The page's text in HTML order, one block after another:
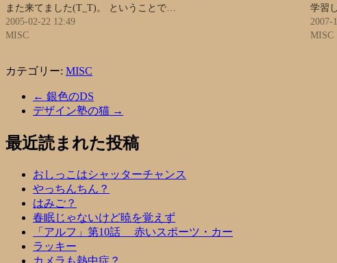
また来てました(T_T)。 ということで…
2005-02-22 12:49
MISC
学習
2007-
MISC
カテゴリー: MISC
← 銀色のDS
デザイン塾の猫 →
最近読まれた投稿
おしっこはシャッターチャンス
やっちんちん？
はみご？
春眠じゃないけど暁を覚えず
「アルフ」第10話 赤いスポーツ・カー
ラッキー
カメラも熱中症？